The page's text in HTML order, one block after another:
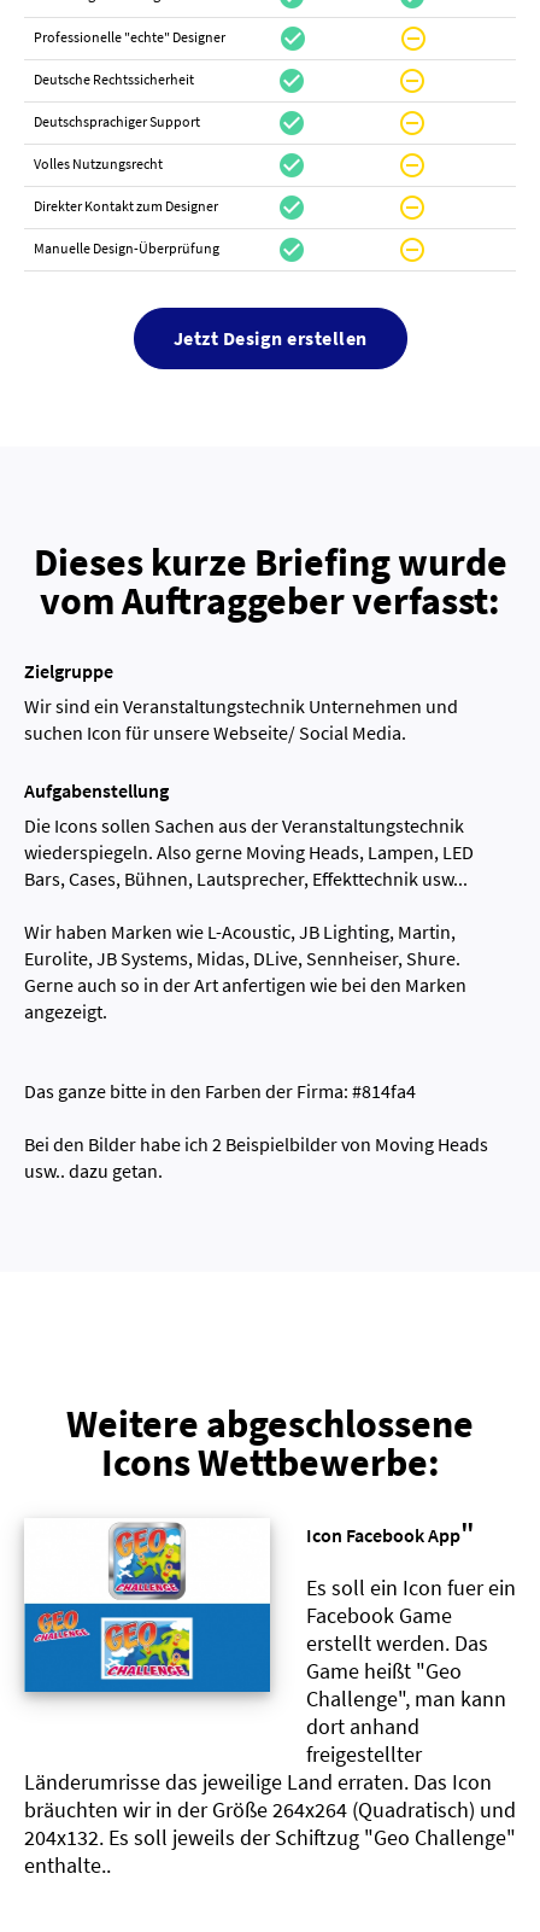
Professionelle "echte" Designer check_circle do_not_disturb_on
Deutsche Rechtssicherheit check_circle do_not_disturb_on
Deutschsprachiger Support check_circle do_not_disturb_on
Volles Nutzungsrecht check_circle do_not_disturb_on
Direkter Kontakt zum Designer check_circle do_not_disturb_on
Manuelle Design-Überprüfung check_circle do_not_disturb_on
Jetzt Design erstellen
Dieses kurze Briefing wurde
vom Auftraggeber verfasst:
Zielgruppe
Wir sind ein Veranstaltungstechnik Unternehmen und
suchen Icon für unsere Webseite/ Social Media.
Aufgabenstellung
Die Icons sollen Sachen aus der Veranstaltungstechnik
wiederspiegeln. Also gerne Moving Heads, Lampen, LED
Bars, Cases, Bühnen, Lautsprecher, Effekttechnik usw...
Wir haben Marken wie L-Acoustic, JB Lighting, Martin,
Eurolite, JB Systems, Midas, DLive, Sennheiser, Shure.
Gerne auch so in der Art anfertigen wie bei den Marken
angezeigt.
Das ganze bitte in den Farben der Firma: #814fa4
Bei den Bilder habe ich 2 Beispielbilder von Moving Heads
usw.. dazu getan.
Weitere abgeschlossene
Icons Wettbewerbe:
Icon Facebook App"
Es soll ein Icon fuer ein
Facebook Game
erstellt werden. Das
Game heißt "Geo
Challenge", man kann
dort anhand
freigestellter
Länderumrisse das jeweilige Land erraten. Das Icon
bräuchten wir in der Größe 264x264 (Quadratisch) und
204x132. Es soll jeweils der Schiftzug "Geo Challenge"
enthalte..